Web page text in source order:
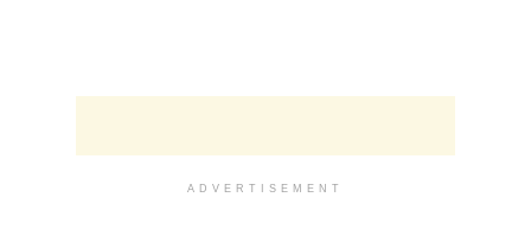
ADVERTISEMENT